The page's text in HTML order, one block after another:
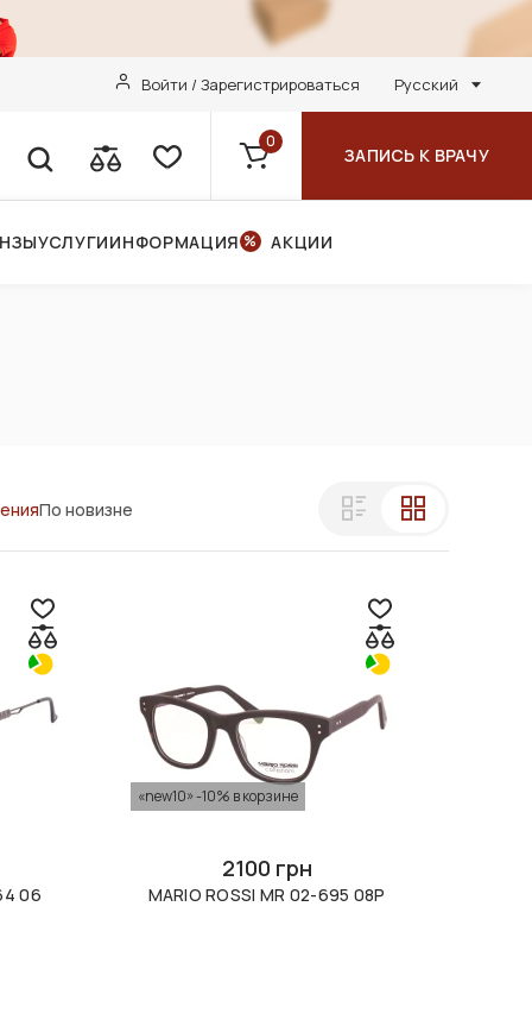
Войти / Зарегистрироваться Русский
0
ЗАПИСЬ К ВРАЧУ
УСЛУГИИНФОРМАЦИЯ АКЦИИ
По новизне
06
«new10» -10% в корзине
2100 грн
MARIO ROSSI MR 02-695 08P